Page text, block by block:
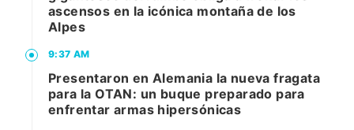
ascensos en la icónica montaña de los
Alpes
9:37 AM
Presentaron en Alemania la nueva fragata
para la OTAN: un buque preparado para
enfrentar armas hipersónicas